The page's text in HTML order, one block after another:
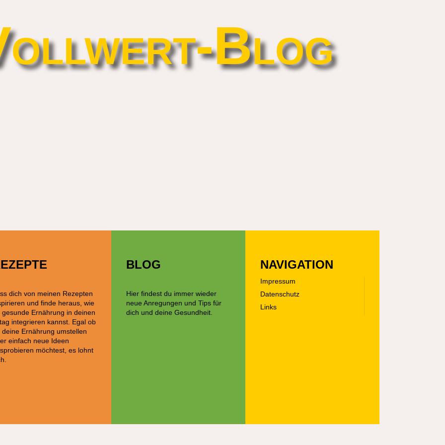
Blog
dich von meinen Rezepten
und finde heraus, wie
gesunde Ernährung in deinen
integrieren kannst. Egal ob
deine Ernährung umstellen
einfach neue Ideen
möchtest, es lohnt
BLOG
Hier findest du immer wieder
neue Anregungen und Tips für
dich und deine Gesundheit.
NAVIGATION
Impressum
Datenschutz
Links